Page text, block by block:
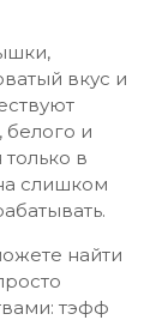
вкус и
белого и
в
слишком
найти
тэфф